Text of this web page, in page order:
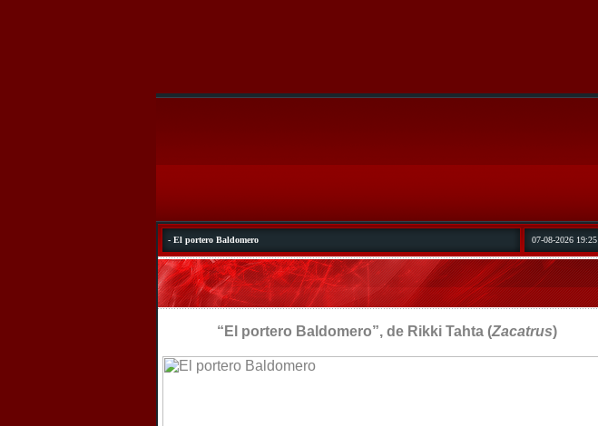
- El portero Baldomero 07-08-2026 19:25
“El portero Baldomero”, de Rikki Tahta (Zacatrus)